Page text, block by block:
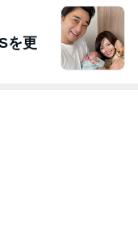
を更